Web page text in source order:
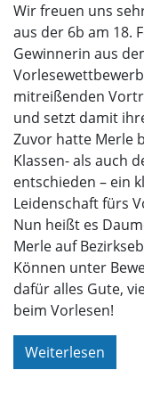
Wir freuen uns
aus der 6b am 18.
Gewinnerin aus
mitreißenden
und setzt damit
Zuvor hatte Merle
Klassen- als auch
entschieden – ein
Leidenschaft fürs
Nun heißt es
Merle auf
Können unter
dafür alles Gute,
beim Vorlesen!
Weiterlesen